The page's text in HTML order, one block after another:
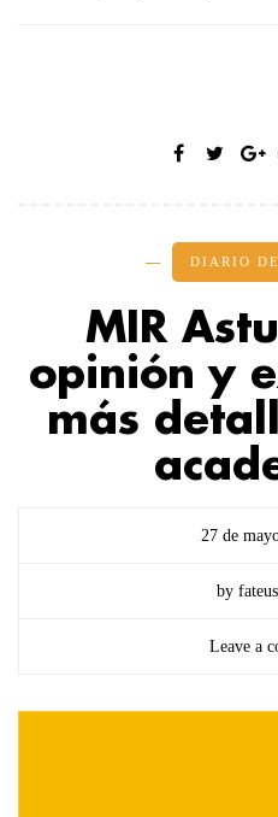
DIARIO
MIR
opinión y
más
27 de
by
Leave a